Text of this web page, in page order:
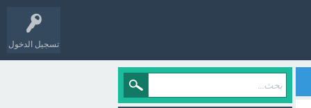
تسجيل الدخول